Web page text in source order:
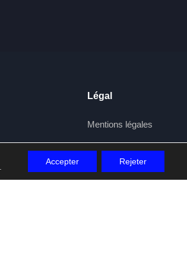
Légal
Mentions légales
Politique de confidentialité
Conditions générales
Accepter Rejeter